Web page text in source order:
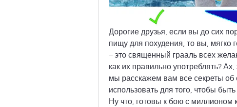
Дорогие друзья, если вы до сих
пищу для похудения, то вы, мягко
– это священный грааль всех
как их правильно употреблять?
мы расскажем вам все секреты об
использовать для того, чтобы
Ну что, готовы к бою с